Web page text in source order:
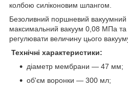
колбою силіконовим шлангом.
Безоливний поршневий
максимальний вакуум 0,08 МПа та
регулювати величину цього
Технічні характеристики:
діаметр мембрани — 47 мм;
об'єм воронки — 300 мл;